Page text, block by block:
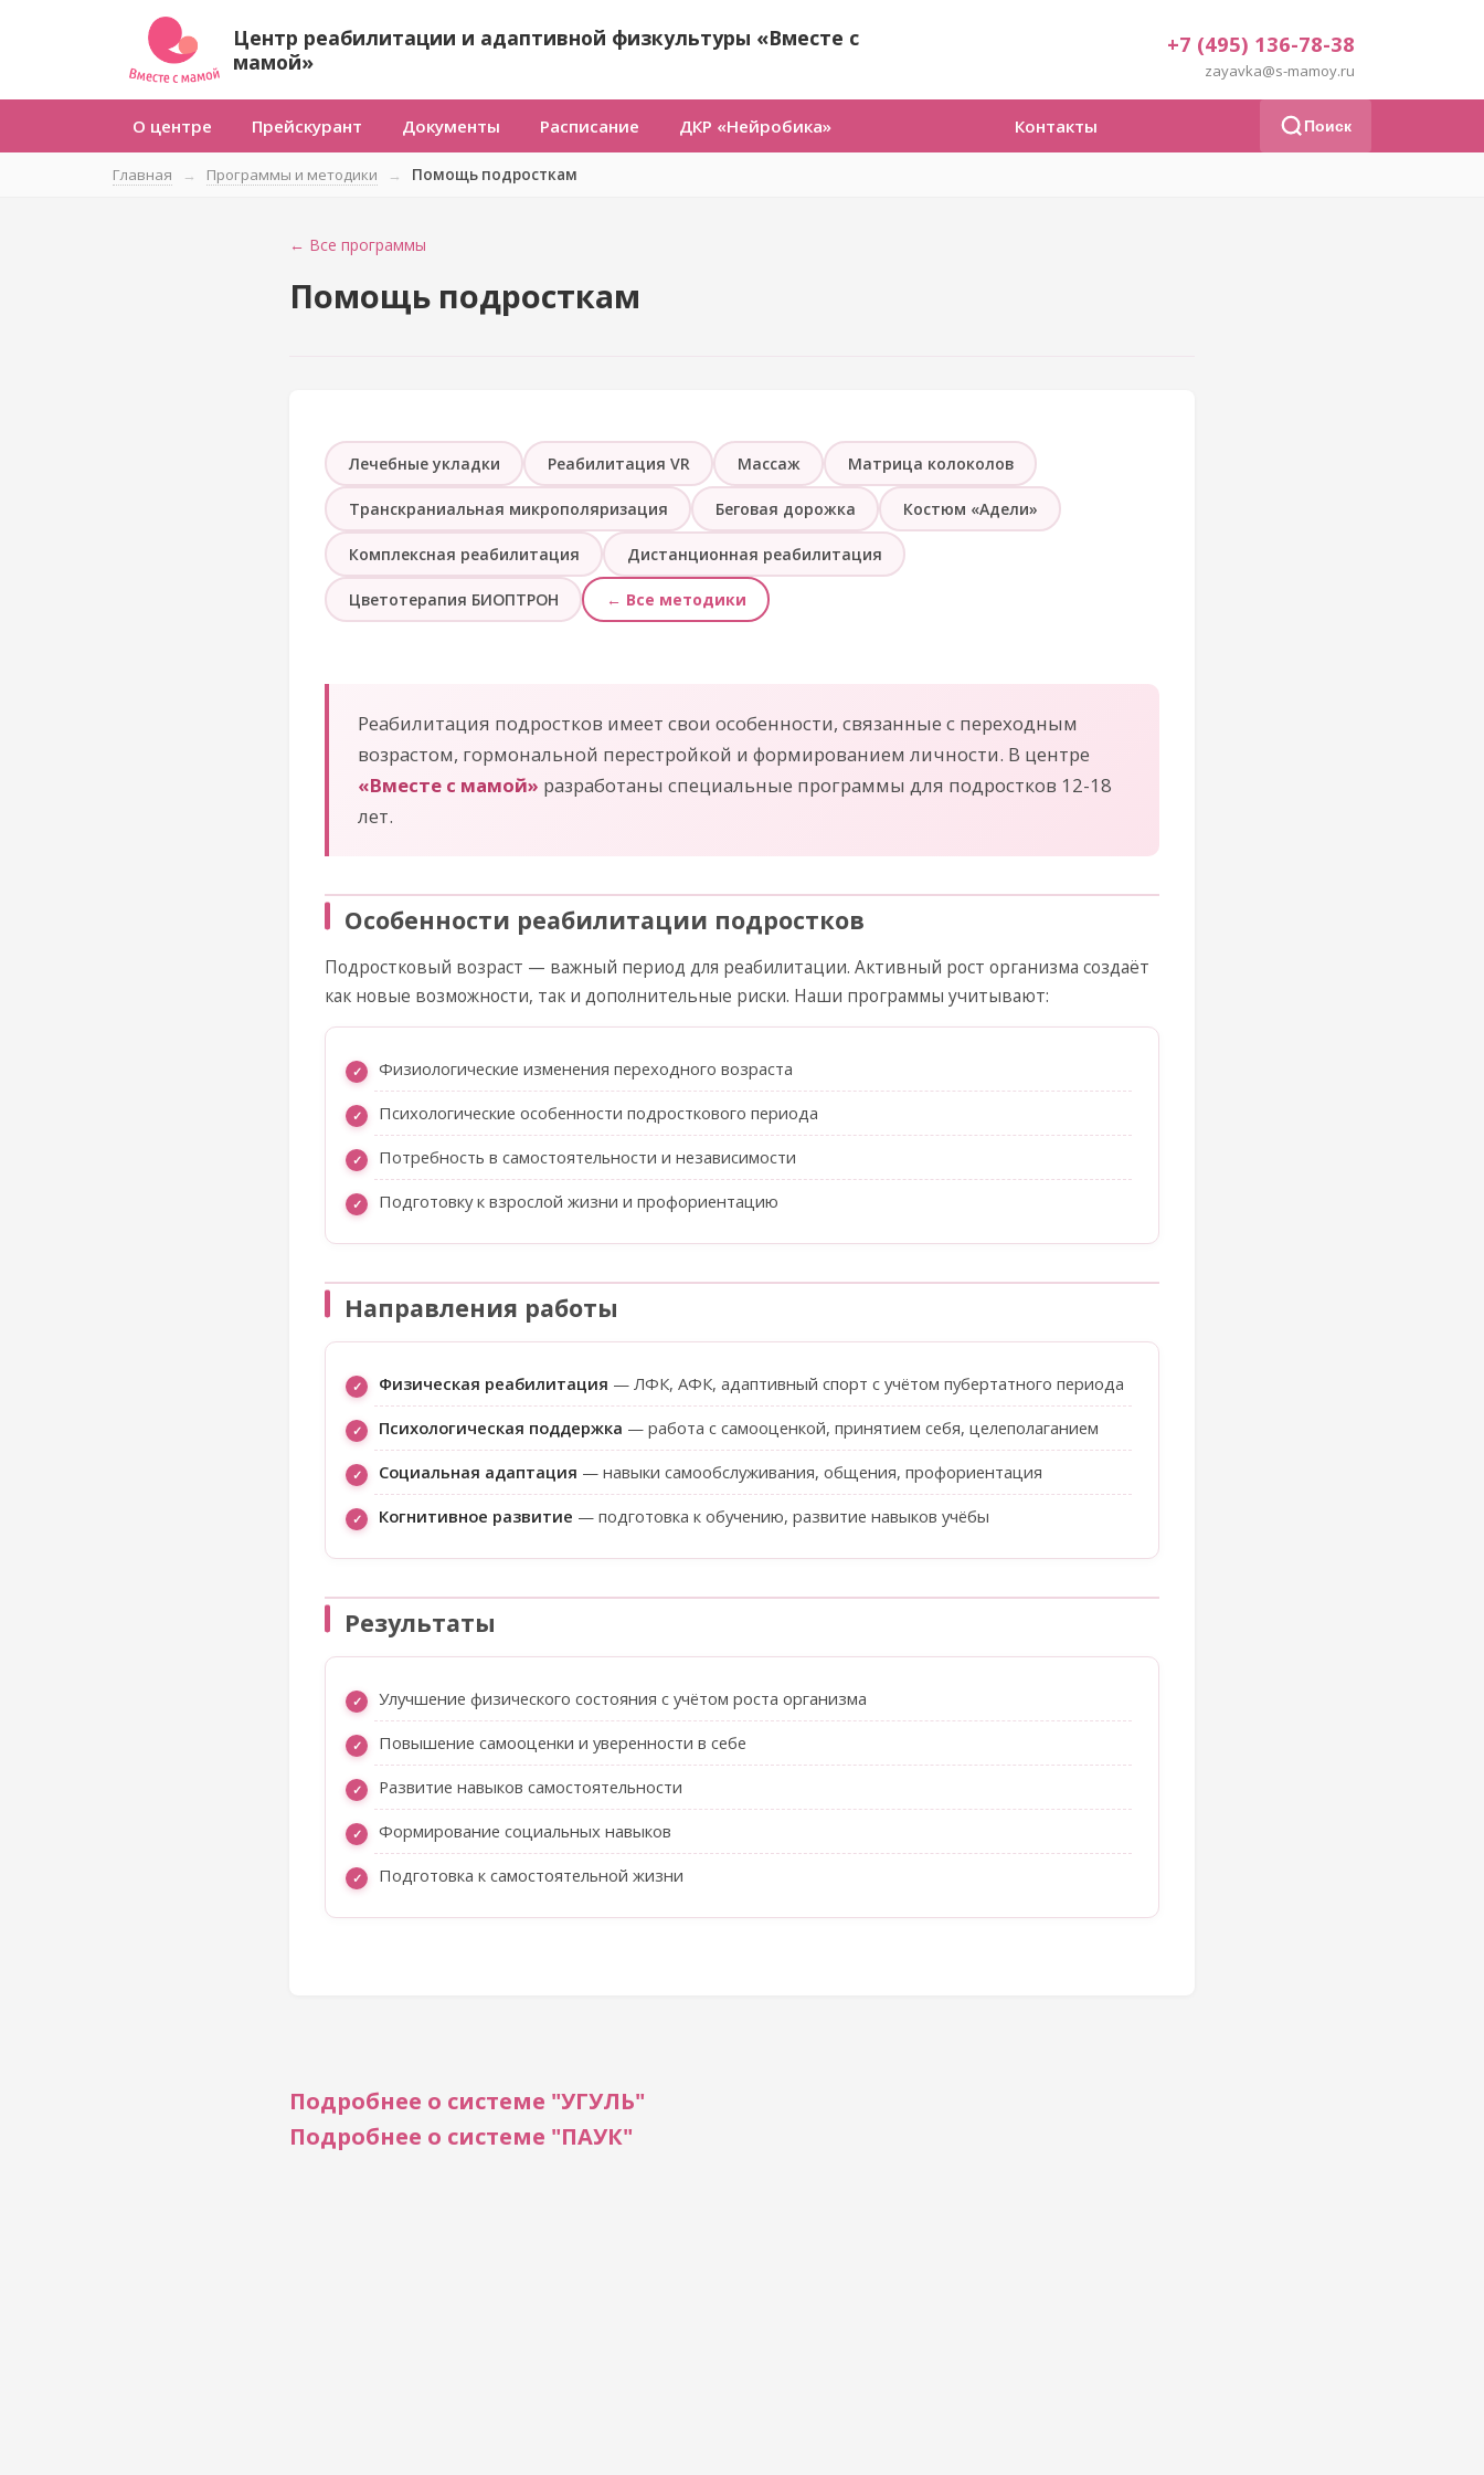
Центр реабилитации и адаптивной физкультуры «Вместе с
мамой»
+7 (495) 136-78-38
zayavka@s-mamoy.ru
О центре Прейскурант Документы Расписание ДКР «Нейробика» Контакты Поиск
Главная → Программы и методики → Помощь подросткам
← Все программы
Помощь подросткам
Лечебные укладки Реабилитация VR Массаж Матрица колоколов
Транскраниальная микрополяризация Беговая дорожка Костюм «Адели»
Комплексная реабилитация Дистанционная реабилитация
Цветотерапия БИОПТРОН ← Все методики
Реабилитация подростков имеет свои особенности, связанные с переходным
возрастом, гормональной перестройкой и формированием личности. В центре
«Вместе с мамой» разработаны специальные программы для подростков 12-18
лет.
Особенности реабилитации подростков
Подростковый возраст — важный период для реабилитации. Активный рост организма создаёт
как новые возможности, так и дополнительные риски. Наши программы учитывают:
Физиологические изменения переходного возраста
Психологические особенности подросткового периода
Потребность в самостоятельности и независимости
Подготовку к взрослой жизни и профориентацию
Направления работы
Физическая реабилитация — ЛФК, АФК, адаптивный спорт с учётом пубертатного периода
Психологическая поддержка — работа с самооценкой, принятием себя, целеполаганием
Социальная адаптация — навыки самообслуживания, общения, профориентация
Когнитивное развитие — подготовка к обучению, развитие навыков учёбы
Результаты
Улучшение физического состояния с учётом роста организма
Повышение самооценки и уверенности в себе
Развитие навыков самостоятельности
Формирование социальных навыков
Подготовка к самостоятельной жизни
Подробнее о системе "УГУЛЬ"
Подробнее о системе "ПАУК"